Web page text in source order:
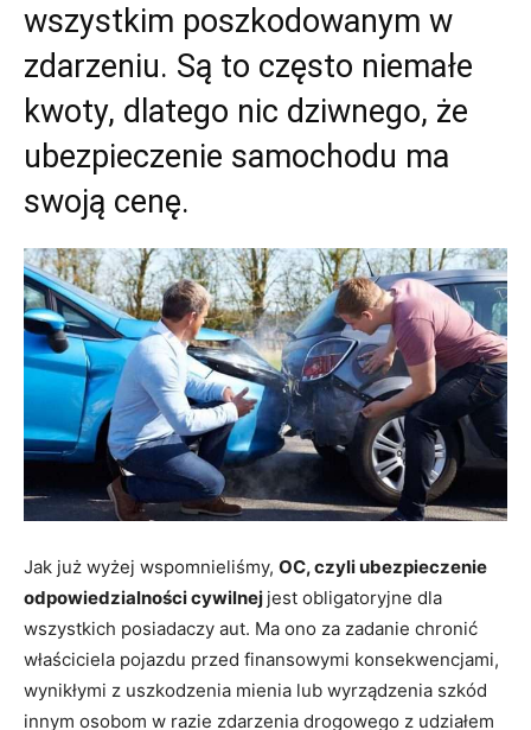
wszystkim poszkodowanym w
zdarzeniu. Są to często niemałe
kwoty, dlatego nic dziwnego, że
ubezpieczenie samochodu ma
swoją cenę.
Jak już wyżej wspomnieliśmy, OC, czyli ubezpieczenie
odpowiedzialności cywilnej jest obligatoryjne dla
wszystkich posiadaczy aut. Ma ono za zadanie chronić
właściciela pojazdu przed finansowymi konsekwencjami,
wynikłymi z uszkodzenia mienia lub wyrządzenia szkód
innym osobom w razie zdarzenia drogowego z udziałem